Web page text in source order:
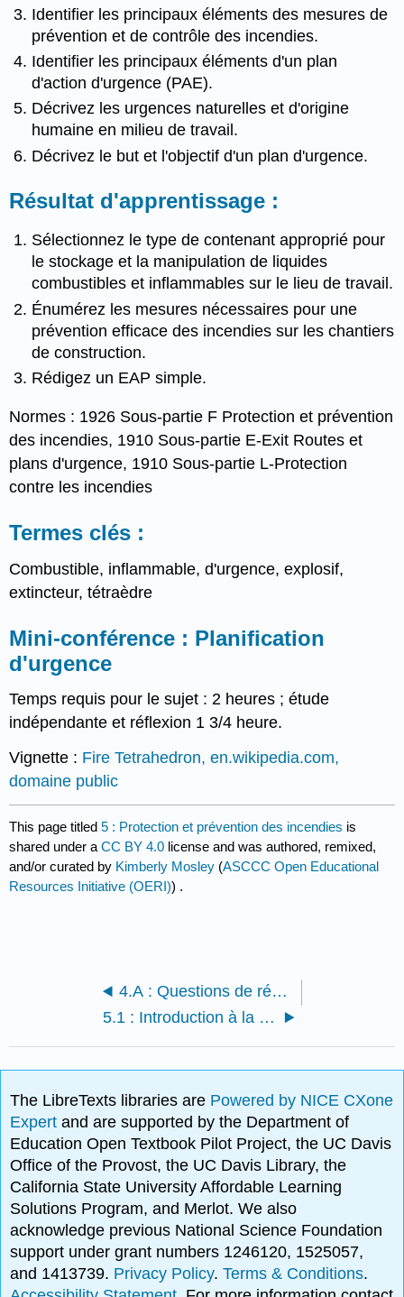
Identifier les principaux éléments des mesures de
prévention et de contrôle des incendies.
Identifier les principaux éléments d'un plan
d'action d'urgence (PAE).
Décrivez les urgences naturelles et d'origine
humaine en milieu de travail.
Décrivez le but et l'objectif d'un plan d'urgence.
Résultat d'apprentissage :
Sélectionnez le type de contenant approprié pour
le stockage et la manipulation de liquides
combustibles et inflammables sur le lieu de travail.
Énumérez les mesures nécessaires pour une
prévention efficace des incendies sur les chantiers
de construction.
Rédigez un EAP simple.
Normes : 1926 Sous-partie F Protection et prévention
des incendies, 1910 Sous-partie E-Exit Routes et
plans d'urgence, 1910 Sous-partie L-Protection
contre les incendies
Termes clés :
Combustible, inflammable, d'urgence, explosif,
extincteur, tétraèdre
Mini-conférence : Planification
d'urgence
Temps requis pour le sujet : 2 heures ; étude
indépendante et réflexion 1 3/4 heure.
Vignette : Fire Tetrahedron, en.wikipedia.com,
domaine public
This page titled5 : Protection et prévention des incendies is
shared under aCC BY 4.0 license and was authored, remixed,
and/or curated by Kimberly Mosley (ASCCC Open Educational
Resources Initiative (OERI)) .
4.A : Questions de révision du chapitre 4
5.1 : Introduction à la protection et à la prévention des incendies
The LibreTexts libraries are Powered by NICE CXone
Expertand are supported by the Department of
Education Open Textbook Pilot Project, the UC Davis
Office of the Provost, the UC Davis Library, the
California State University Affordable Learning
Solutions Program, and Merlot. We also
acknowledge previous National Science Foundation
support under grant numbers 1246120, 1525057,
and 1413739. Privacy Policy.Terms & Conditions.